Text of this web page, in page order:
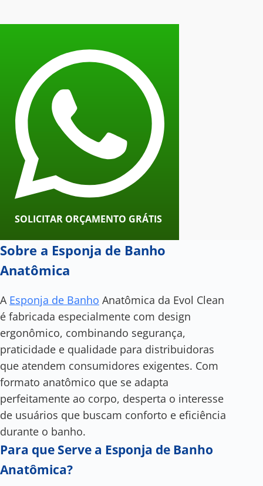
SOLICITAR ORÇAMENTO GRÁTIS
Sobre a Esponja de Banho
Anatômica
A Esponja de Banho Anatômica da Evol Clean
é fabricada especialmente com design
ergonômico, combinando segurança,
praticidade e qualidade para distribuidoras
que atendem consumidores exigentes. Com
formato anatômico que se adapta
perfeitamente ao corpo, desperta o interesse
de usuários que buscam conforto e eficiência
durante o banho.
Para que Serve a Esponja de Banho
Anatômica?